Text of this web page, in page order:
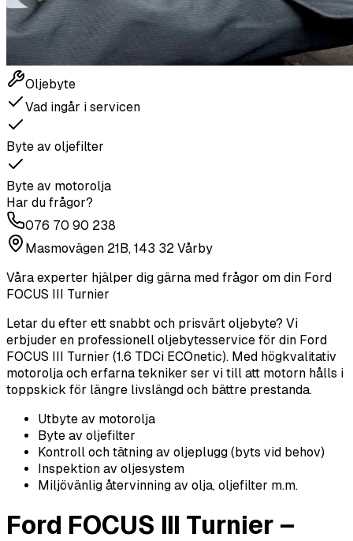
Oljebyte
Vad ingår i servicen
Byte av oljefilter
Byte av motorolja
Har du frågor?
076 70 90 238
Masmovägen 21B, 143 32 Vårby
Våra experter hjälper dig gärna med frågor om din Ford
FOCUS III Turnier
Letar du efter ett snabbt och prisvärt oljebyte? Vi
erbjuder en professionell oljebytesservice för din Ford
FOCUS III Turnier (1.6 TDCi ECOnetic). Med högkvalitativ
motorolja och erfarna tekniker ser vi till att motorn hålls i
toppskick för längre livslängd och bättre prestanda.
Utbyte av motorolja
Byte av oljefilter
Kontroll och tätning av oljeplugg (byts vid behov)
Inspektion av oljesystem
Miljövänlig återvinning av olja, oljefilter m.m.
Ford FOCUS III Turnier –